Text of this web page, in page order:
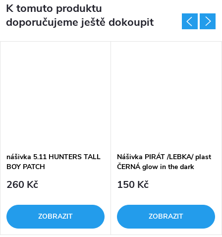
K tomuto produktu
doporučujeme ještě dokoupit
nášivka 5.11 HUNTERS TALL
BOY PATCH
260 Kč
ZOBRAZIT
Nášivka PIRÁT /LEBKA/ plast
ČERNÁ glow in the dark
150 Kč
ZOBRAZIT